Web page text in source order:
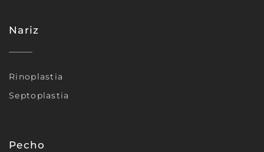
Nariz
Rinoplastia
Septoplastia
Pecho